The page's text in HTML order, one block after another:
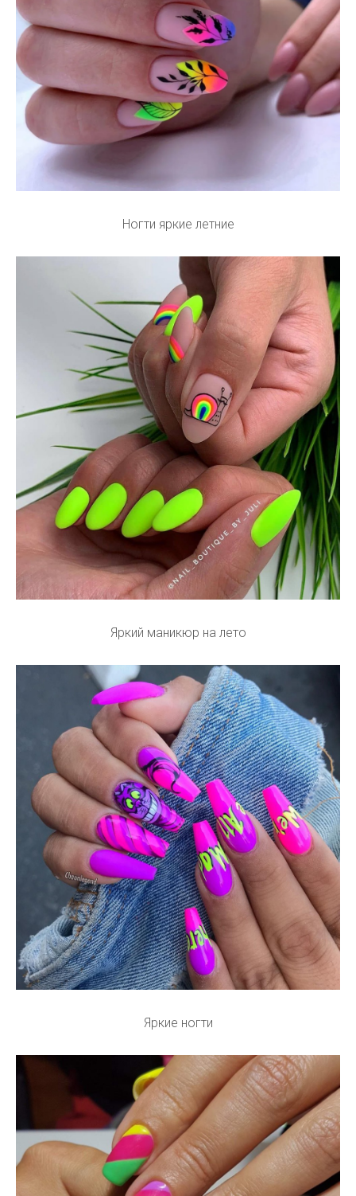
Ногти яркие летние
Яркий маникюр на лето
Яркие ногти